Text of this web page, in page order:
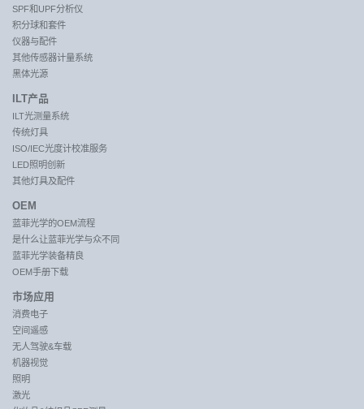
SPF和UPF分析仪
积分球和套件
仪器与配件
其他传感器计量系统
黑体光源
ILT产品
ILT光测量系统
传统灯具
ISO/IEC光度计校准服务
LED照明创新
其他灯具及配件
OEM
蓝菲光学的OEM流程
是什么让蓝菲光学与众不同
蓝菲光学装备精良
OEM手册下载
市场应用
消费电子
空间遥感
无人驾驶&车载
机器视觉
照明
激光